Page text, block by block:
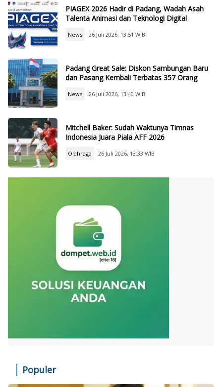
PIAGEX 2026 Hadir di Padang, Wadah Asah
Talenta Animasi dan Teknologi Digital
News 26 Juli 2026, 13:51 WIB
Padang Great Sale: Diskon Sambungan Baru
dan Pasang Kembali Terbatas 357 Orang
News 26 Juli 2026, 13:40 WIB
Mitchell Baker: Sudah Waktunya Timnas
Indonesia Juara Piala AFF 2026
Olahraga 26 Juli 2026, 13:33 WIB
Populer